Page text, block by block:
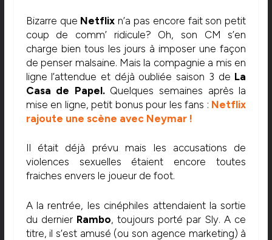
Bizarre que Netflix n’a pas encore fait son petit
coup de comm’ ridicule? Oh, son CM s’en
charge bien tous les jours à imposer une façon
de penser malsaine. Mais la compagnie a mis en
ligne l’attendue et déjà oubliée saison 3 de La
Casa de Papel.Quelques semaines après la
mise en ligne, petit bonus pour les fans : Netflix
rajoute une scène avec Neymar !
Il était déjà prévu mais les accusations de
violences sexuelles étaient encore toutes
fraiches envers le joueur de foot.
A la rentrée, les cinéphiles attendaient la sortie
du dernier Rambo, toujours porté par Sly. A ce
titre, il s’est amusé (ou son agence marketing) à